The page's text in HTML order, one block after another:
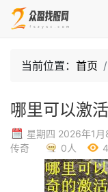
当前位置： 首页
哪里可以激
星期四 2026年1月
传奇
0人